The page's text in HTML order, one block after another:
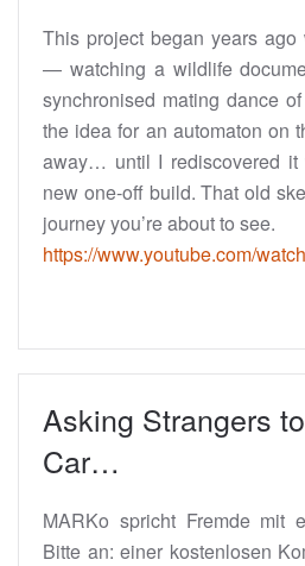
This project began years
— watching a wildlife
synchronised mating dance
the idea for an automaton on
away… until I rediscovered it
new one‑off build. That old
journey you’re about to see.
https://www.youtube.com/
Asking Strangers
Car…
MARKo spricht Fremde mit
Bitte an: einer kostenlosen